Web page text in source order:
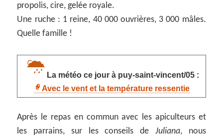
propolis, cire, gelée royale.
Une ruche : 1 reine, 40 000 ouvrières, 3 000 mâles.
Quelle famille !
La météo ce jour à puy-saint-vincent/05 :
Avec le vent et la température ressentie
Après le repas en commun avec les apiculteurs et
les parrains, sur les conseils de Juliana, nous